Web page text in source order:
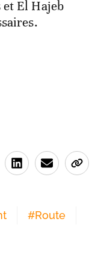
et El Hajeb
#Route